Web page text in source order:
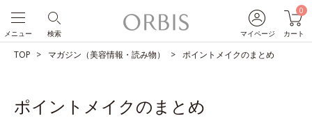
マイページ
0
カート
検索
メニュー
TOP マガジン（美容情報・読み物） ポイントメイクのまとめ
ポイントメイクのまとめ